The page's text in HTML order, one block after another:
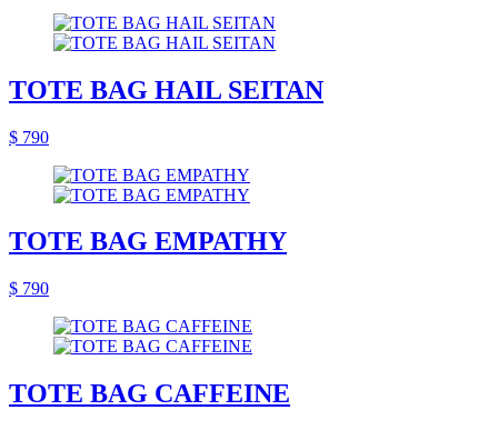
TOTE BAG HAIL SEITAN
$ 790
TOTE BAG EMPATHY
$ 790
TOTE BAG CAFFEINE